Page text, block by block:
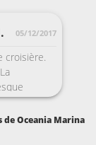
05/12/2017
croisière.
Oceania Marina